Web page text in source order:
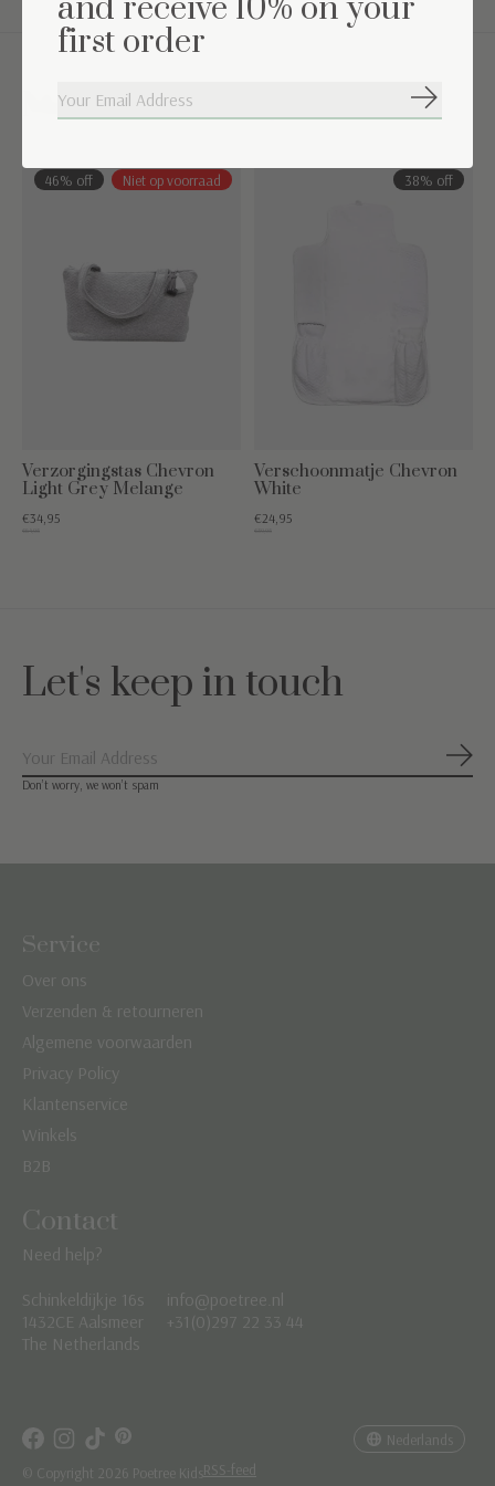
Maak de set compleet
Carousel items
46% off Niet op voorraad
Verzorgingstas Chevron
Light Grey Melange
€34,95
€64,95
38% off
Verschoonmatje Chevron
White
€24,95
€39,95
Let's keep in touch
Don’t worry, we won’t spam
Service
Over ons
Verzenden & retourneren
Algemene voorwaarden
Privacy Policy
Klantenservice
Winkels
B2B
Contact
Need help?
Schinkeldijkje 16s
1432CE Aalsmeer
The Netherlands
info@poetree.nl
+31(0)297 22 33 44
© Copyright 2026 Poetree Kids RSS-feed
Nederlands
Nederlands
and receive 10% on your
first order
Abonneer